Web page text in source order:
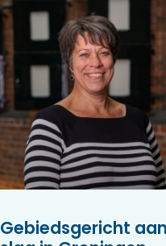
Gebiedsgericht